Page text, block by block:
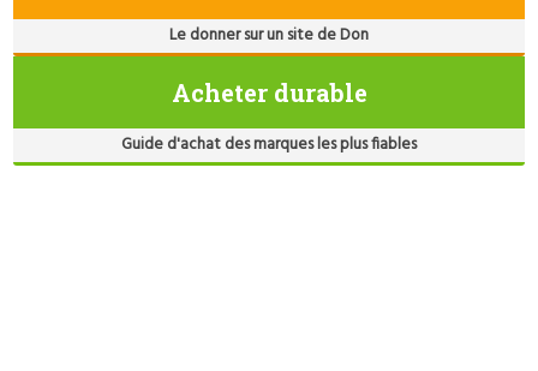
Le donner sur un site de Don
Acheter durable
Guide d'achat des marques les plus fiables